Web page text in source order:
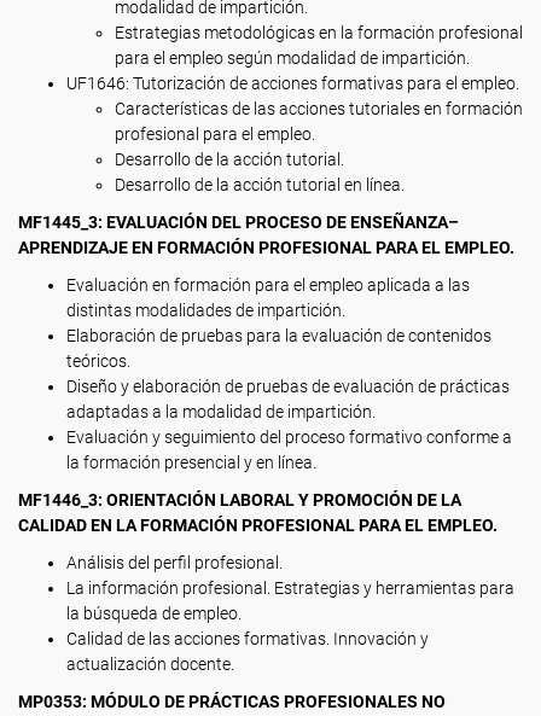
modalidad de impartición.
Estrategias metodológicas en la formación profesional
para el empleo según modalidad de impartición.
UF1646: Tutorización de acciones formativas para el empleo.
Características de las acciones tutoriales en formación
profesional para el empleo.
Desarrollo de la acción tutorial.
Desarrollo de la acción tutorial en línea.
MF1445_3: EVALUACIÓN DEL PROCESO DE ENSEÑANZA–
APRENDIZAJE EN FORMACIÓN PROFESIONAL PARA EL EMPLEO.
Evaluación en formación para el empleo aplicada a las
distintas modalidades de impartición.
Elaboración de pruebas para la evaluación de contenidos
teóricos.
Diseño y elaboración de pruebas de evaluación de prácticas
adaptadas a la modalidad de impartición.
Evaluación y seguimiento del proceso formativo conforme a
la formación presencial y en línea.
MF1446_3: ORIENTACIÓN LABORAL Y PROMOCIÓN DE LA
CALIDAD EN LA FORMACIÓN PROFESIONAL PARA EL EMPLEO.
Análisis del perfil profesional.
La información profesional. Estrategias y herramientas para
la búsqueda de empleo.
Calidad de las acciones formativas. Innovación y
actualización docente.
MP0353: MÓDULO DE PRÁCTICAS PROFESIONALES NO